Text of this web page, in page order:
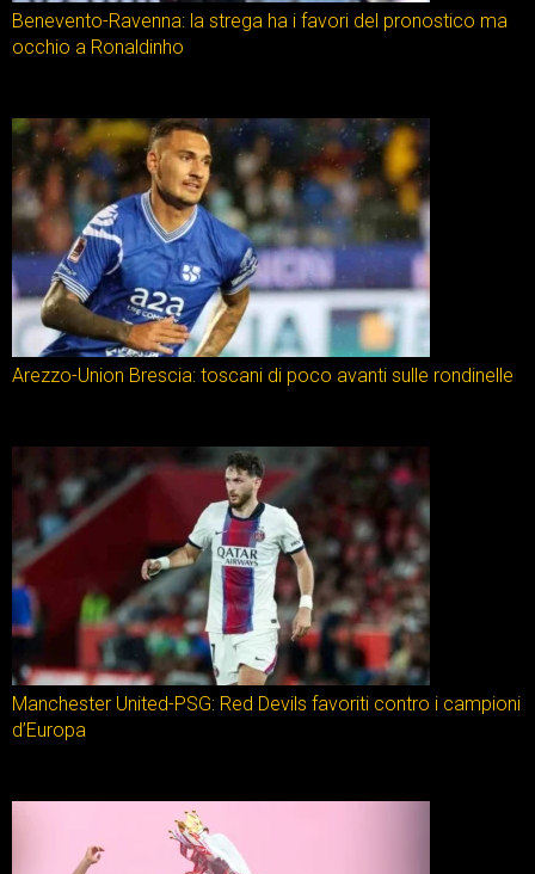
Benevento-Ravenna: la strega ha i favori del pronostico ma
occhio a Ronaldinho
Arezzo-Union Brescia: toscani di poco avanti sulle rondinelle
Manchester United-PSG: Red Devils favoriti contro i campioni
d’Europa